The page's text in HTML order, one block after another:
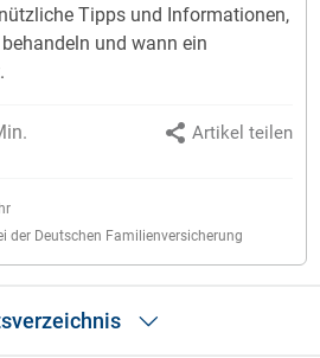
Tipps und Informationen,
und wann ein
der Deutschen Familienversicherung
Artikel teilen